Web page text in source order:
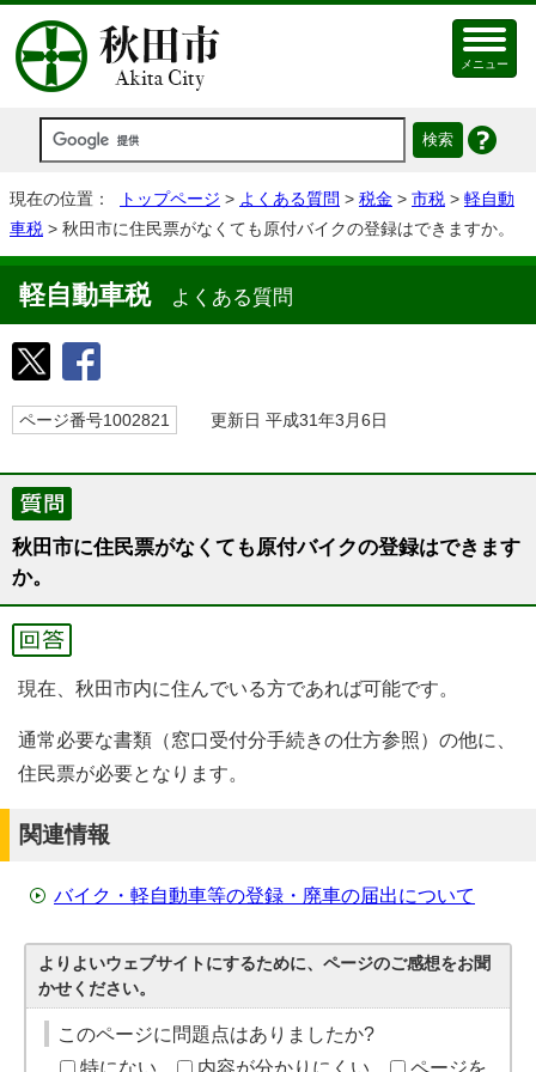
メニュー
現在の位置： トップページ > よくある質問 > 税金 > 市税 > 軽自動
車税 > 秋田市に住民票がなくても原付バイクの登録はできますか。
軽自動車税よくある質問
ページ番号1002821 更新日 平成31年3月6日
秋田市に住民票がなくても原付バイクの登録はできます
か。
現在、秋田市内に住んでいる方であれば可能です。
通常必要な書類（窓口受付分手続きの仕方参照）の他に、
住民票が必要となります。
関連情報
バイク・軽自動車等の登録・廃車の届出について
よりよいウェブサイトにするために、ページのご感想をお聞
かせください。
このページに問題点はありましたか?
特にない
内容が分かりにくい ページを